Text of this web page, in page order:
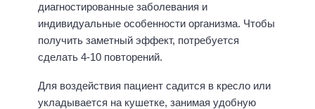
диагностированные заболевания и
индивидуальные особенности организма. Чтобы
получить заметный эффект, потребуется
сделать 4-10 повторений.
Для воздействия пациент садится в кресло или
укладывается на кушетке, занимая удобную